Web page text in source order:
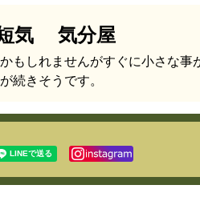
気 気分屋
もしれませんがすぐに小さな事
続きそうです。